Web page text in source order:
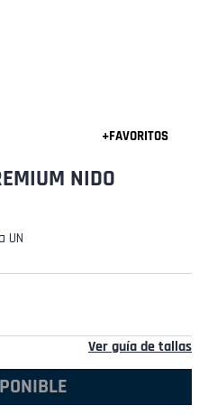
NIDO
UN
Ver guía de tallas